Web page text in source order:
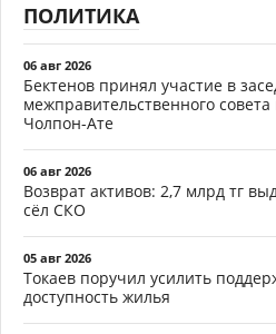
ПОЛИТИКА
06 авг 2026
Бектенов принял участие в
межправительственного
Чолпон-Ате
06 авг 2026
Возврат активов: 2,7 млрд тг
сёл СКО
05 авг 2026
Токаев поручил усилить
доступность жилья